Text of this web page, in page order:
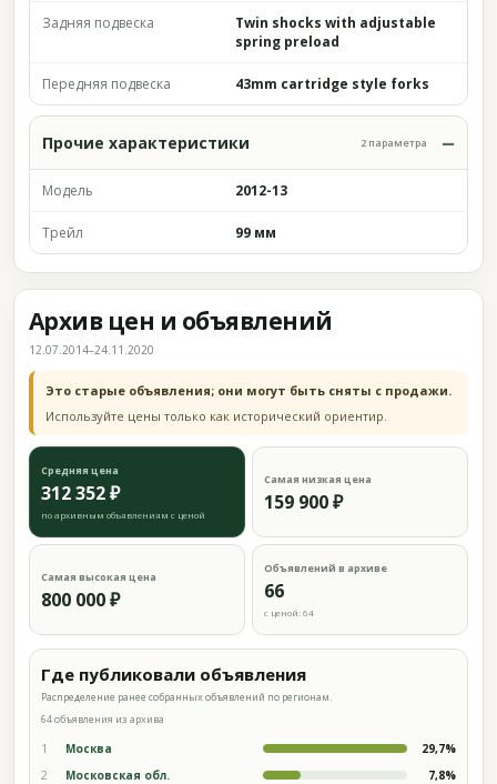
Задняя подвеска
Twin shocks with adjustable
spring preload
Передняя подвеска 43mm cartridge style forks
Прочие характеристики 2 параметра
Модель 2012-13
Трейл 99 мм
Архив цен и объявлений
12.07.2014–24.11.2020
Это старые объявления; они могут быть сняты с продажи.
Используйте цены только как исторический ориентир.
Средняя цена
312 352 ₽
по архивным объявлениям с ценой
Самая низкая цена
159 900 ₽
Самая высокая цена
800 000 ₽
Объявлений в архиве
66
с ценой: 64
Где публиковали объявления
Распределение ранее собранных объявлений по регионам.
64 объявления из архива
1 Москва 29,7%
2 Московская обл. 7,8%